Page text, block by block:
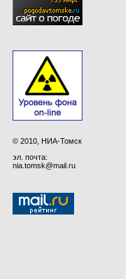
© 2010, НИА-Томск
эл. почта:
nia.tomsk@mail.ru